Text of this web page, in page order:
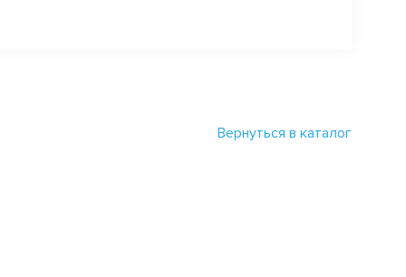
Вернуться в каталог